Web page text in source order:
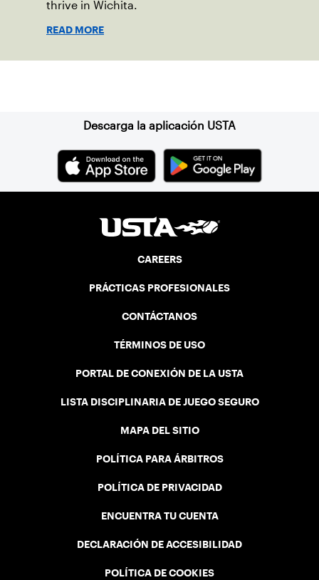
thrive in Wichita.
READ MORE
Descarga la aplicación USTA
CAREERS
PRÁCTICAS PROFESIONALES
CONTÁCTANOS
TÉRMINOS DE USO
PORTAL DE CONEXIÓN DE LA USTA
LISTA DISCIPLINARIA DE JUEGO SEGURO
MAPA DEL SITIO
POLÍTICA PARA ÁRBITROS
POLÍTICA DE PRIVACIDAD
ENCUENTRA TU CUENTA
DECLARACIÓN DE ACCESIBILIDAD
POLÍTICA DE COOKIES